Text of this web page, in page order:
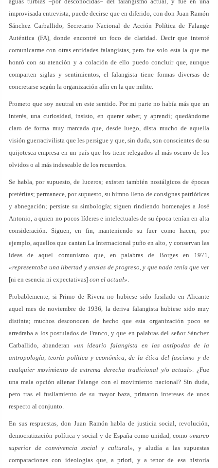
improvisada entrevista, puede decirse que en diferido, con don Juan Ramón
Sánchez Carballido, Secretario Nacional de Acción Política de Falange
Auténtica (FA), donde encontré un foco de claridad. Decir que intenté
comunicarme con otras entidades falangistas, pero fue solo esta la que me
honró con su atención y a colación de ello puedo concluir que, aunque
comparten siglas y sentimientos, el falangista tiene formas diversas de
concretarse según la organización afín en la que milite.
Prometo que soy neutral en este sentido. Por mi parte no había más que un
interés, una curiosidad, insisto, en querer saber, y aprendí; quedándome
claro de forma muy marcada que, desde luego, dista mucho de aquella
visión guerracivilista que les persigue y que, sin duda, son conscientes de su
quijotesca empresa en un país que los tiene relegados al más oscuro de los
olvidos o al más indeseable de los recuerdos.
Se habla, por supuesto, de luceros; existen también nostálgicos de épocas
pretéritas; permanece, por supuesto, su himno lleno de consignas patrióticas
y abnegación; persiste su simbología; siguen rindiendo homenajes a José
Antonio, a quien no pocos líderes e intelectuales de su época tenían en alta
consideración. Siguen, en fin, manteniendo su fuer como hacen, por
ejemplo, aquellos que cantan La Internacional puño en alto, y conservan las
ideas de aquel comunismo que, en palabras de Borges en 1971,
«representaba una libertad y ansias de progreso, y que nada tenía que ver
[ni en esencia ni expectativas] con el actual».
Probablemente, si Primo de Rivera no hubiese sido fusilado en Alicante
aquel mes de noviembre de 1936, la deriva falangista hubiese sido muy
distinta; muchos desconocen de hecho que esta organización poco se
arredraba a los postulados de Franco, y que en palabras del señor Sánchez
Carballido, abanderan «un ideario falangista en las antípodas de la
antropología, teoría política y económica, de la ética del fascismo y de
cualquier movimiento de extrema derecha tradicional y/o actual». ¿Fue
una mala opción alienar Falange con el movimiento nacional? Sin duda,
pero tras el fusilamiento de su mayor baza, primaron intereses de unos
respecto al conjunto.
En sus respuestas, don Juan Ramón habla de justicia social, revolución,
democratización política y social y de España como unidad, como «marco
superior de convivencia social y cultural», y aludía a las supuestas
comparaciones con ideologías que, a priori, y a tenor de esa historia